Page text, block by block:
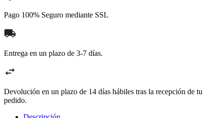
Pago 100% Seguro mediante SSL
Entrega en un plazo de 3-7 días.
Devolución en un plazo de 14 días hábiles tras la recepción de tu
pedido.